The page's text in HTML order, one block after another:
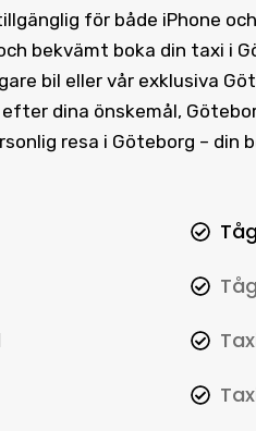
för både iPhone
bekvämt boka din taxi i
bil eller vår exklusiva
dina önskemål,
resa i Göteborg –